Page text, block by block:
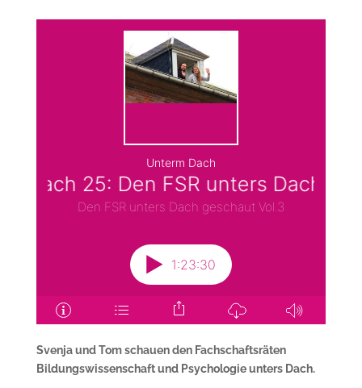
Svenja und Tom schauen den Fachschaftsräten
Bildungswissenschaft und Psychologie unters Dach.